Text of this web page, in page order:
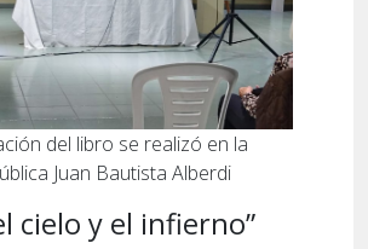
del libro se realizó en la
Juan Bautista Alberdi
cielo y el infierno”